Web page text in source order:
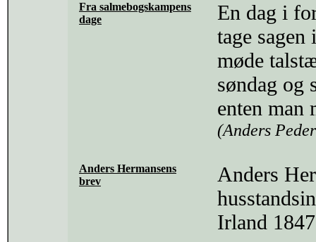
Fra salmebogskampens
dage
En dag i
tage sagen
møde
søndag og
enten man
(Anders
Anders Hermansens
brev
Anders
Irland